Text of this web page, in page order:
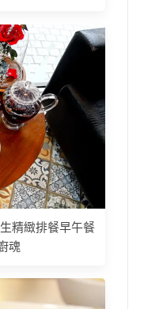
精緻排餐早午餐
魂